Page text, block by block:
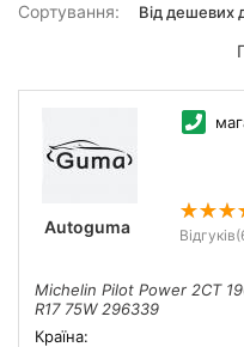
Сортування:
Autoguma Відгуків
Michelin Pilot Power 2CT
R17 75W 296339
Країна: